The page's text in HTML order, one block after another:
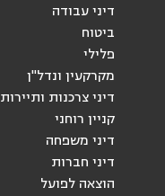
דיני עבודה
ביטוח
פלילי
מקרקעין ונדל"ן
דיני צרכנות ותיירות
קניין רוחני
דיני משפחה
דיני חברות
הוצאה לפועל